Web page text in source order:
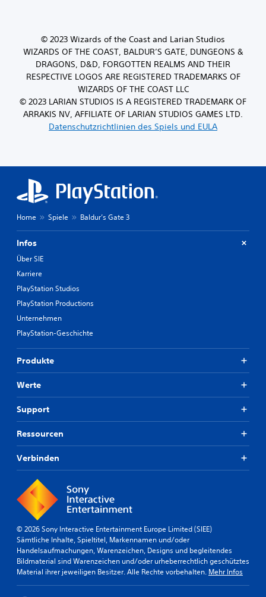
© 2023 Wizards of the Coast and Larian Studios
WIZARDS OF THE COAST, BALDUR’S GATE, DUNGEONS &
DRAGONS, D&D, FORGOTTEN REALMS AND THEIR
RESPECTIVE LOGOS ARE REGISTERED TRADEMARKS OF
WIZARDS OF THE COAST LLC
© 2023 LARIAN STUDIOS IS A REGISTERED TRADEMARK OF
ARRAKIS NV, AFFILIATE OF LARIAN STUDIOS GAMES LTD.
Datenschutzrichtlinien des Spiels und EULA
Home Spiele Baldur’s Gate 3
Infos
Über SIE
Karriere
PlayStation Studios
PlayStation Productions
Unternehmen
PlayStation-Geschichte
Produkte
Werte
Support
Ressourcen
Verbinden
© 2026 Sony Interactive Entertainment Europe Limited (SIEE)
Sämtliche Inhalte, Spieltitel, Markennamen und/oder
Handelsaufmachungen, Warenzeichen, Designs und begleitendes
Bildmaterial sind Warenzeichen und/oder urheberrechtlich geschütztes
Material ihrer jeweiligen Besitzer. Alle Rechte vorbehalten. Mehr Infos